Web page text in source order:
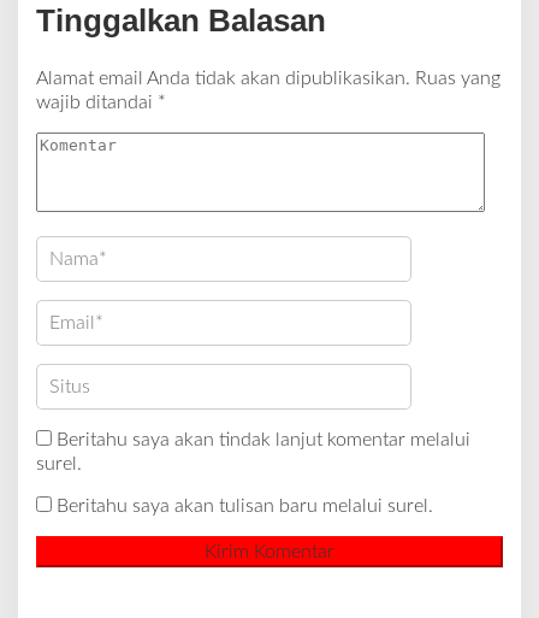
Tinggalkan Balasan
Alamat email Anda tidak akan dipublikasikan. Ruas yang
wajib ditandai *
Beritahu saya akan tindak lanjut komentar melalui
surel.
Beritahu saya akan tulisan baru melalui surel.